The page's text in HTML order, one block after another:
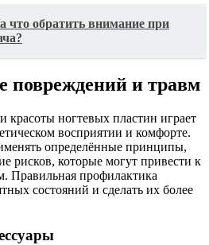
что обратить внимание при
повреждений и травм
красоты ногтевых пластин играет
восприятии и комфорте.
определённые принципы,
рисков, которые могут привести к
Правильная профилактика
состояний и сделать их более